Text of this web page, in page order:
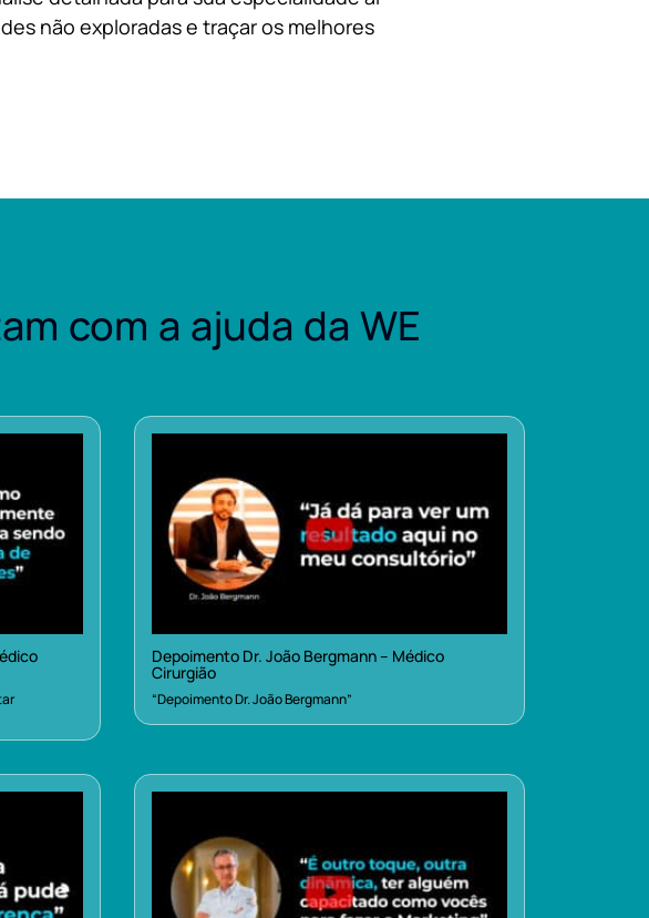
não exploradas e traçar os melhores
com a ajuda da WE
Depoimento Dr. João Bergmann – Médico
Cirurgião
“Depoimento Dr. João Bergmann”